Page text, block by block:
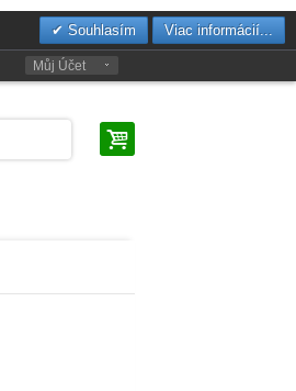
Souhlasím Viac informácií...
Můj Účet